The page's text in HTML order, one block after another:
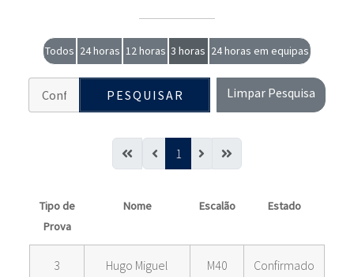
Todos 24 horas 12 horas 3 horas 24 horas em equipas
PESQUISAR Limpar Pesquisa
1
Tipo de
Prova
Nome Escalão Estado
3
Hugo Miguel
M40 Confirmado